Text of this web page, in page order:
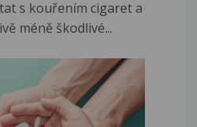
s kouřením cigaret a
méně škodlivé...